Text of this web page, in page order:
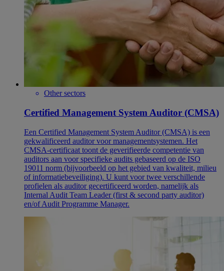
Other sectors
Certified Management System Auditor (CMSA)
Een Certified Management System Auditor (CMSA) is een
gekwalificeerd auditor voor managementsystemen. Het
CMSA-certificaat toont de geverifieerde competentie van
auditors aan voor specifieke audits gebaseerd op de ISO
19011 norm (bijvoorbeeld op het gebied van kwaliteit, milieu
of informatiebeveiliging). U kunt voor twee verschillende
profielen als auditor gecertificeerd worden, namelijk als
Internal Audit Team Leader (first & second party auditor)
en/of Audit Programme Manager.